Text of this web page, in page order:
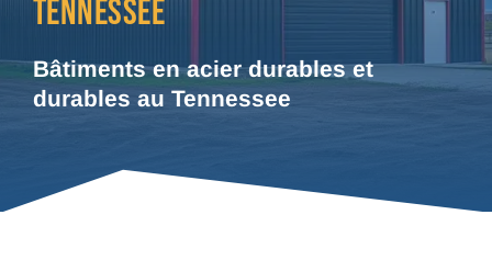
TENNESSEE
Bâtiments en acier durables et
durables au Tennessee